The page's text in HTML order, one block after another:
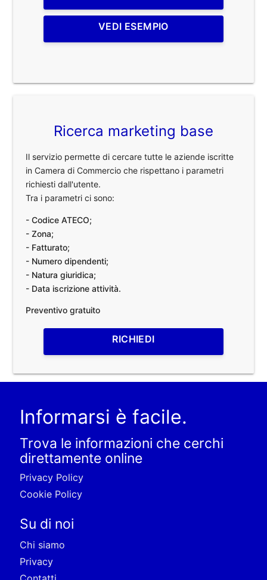
VEDI ESEMPIO
Ricerca marketing base
Il servizio permette di cercare tutte le aziende iscritte
in Camera di Commercio che rispettano i parametri
richiesti dall'utente.
Tra i parametri ci sono:
- Codice ATECO;
- Zona;
- Fatturato;
- Numero dipendenti;
- Natura giuridica;
- Data iscrizione attività.
Preventivo gratuito
RICHIEDI
Informarsi è facile.
Trova le informazioni che cerchi
direttamente online
Privacy Policy
Cookie Policy
Su di noi
Chi siamo
Privacy